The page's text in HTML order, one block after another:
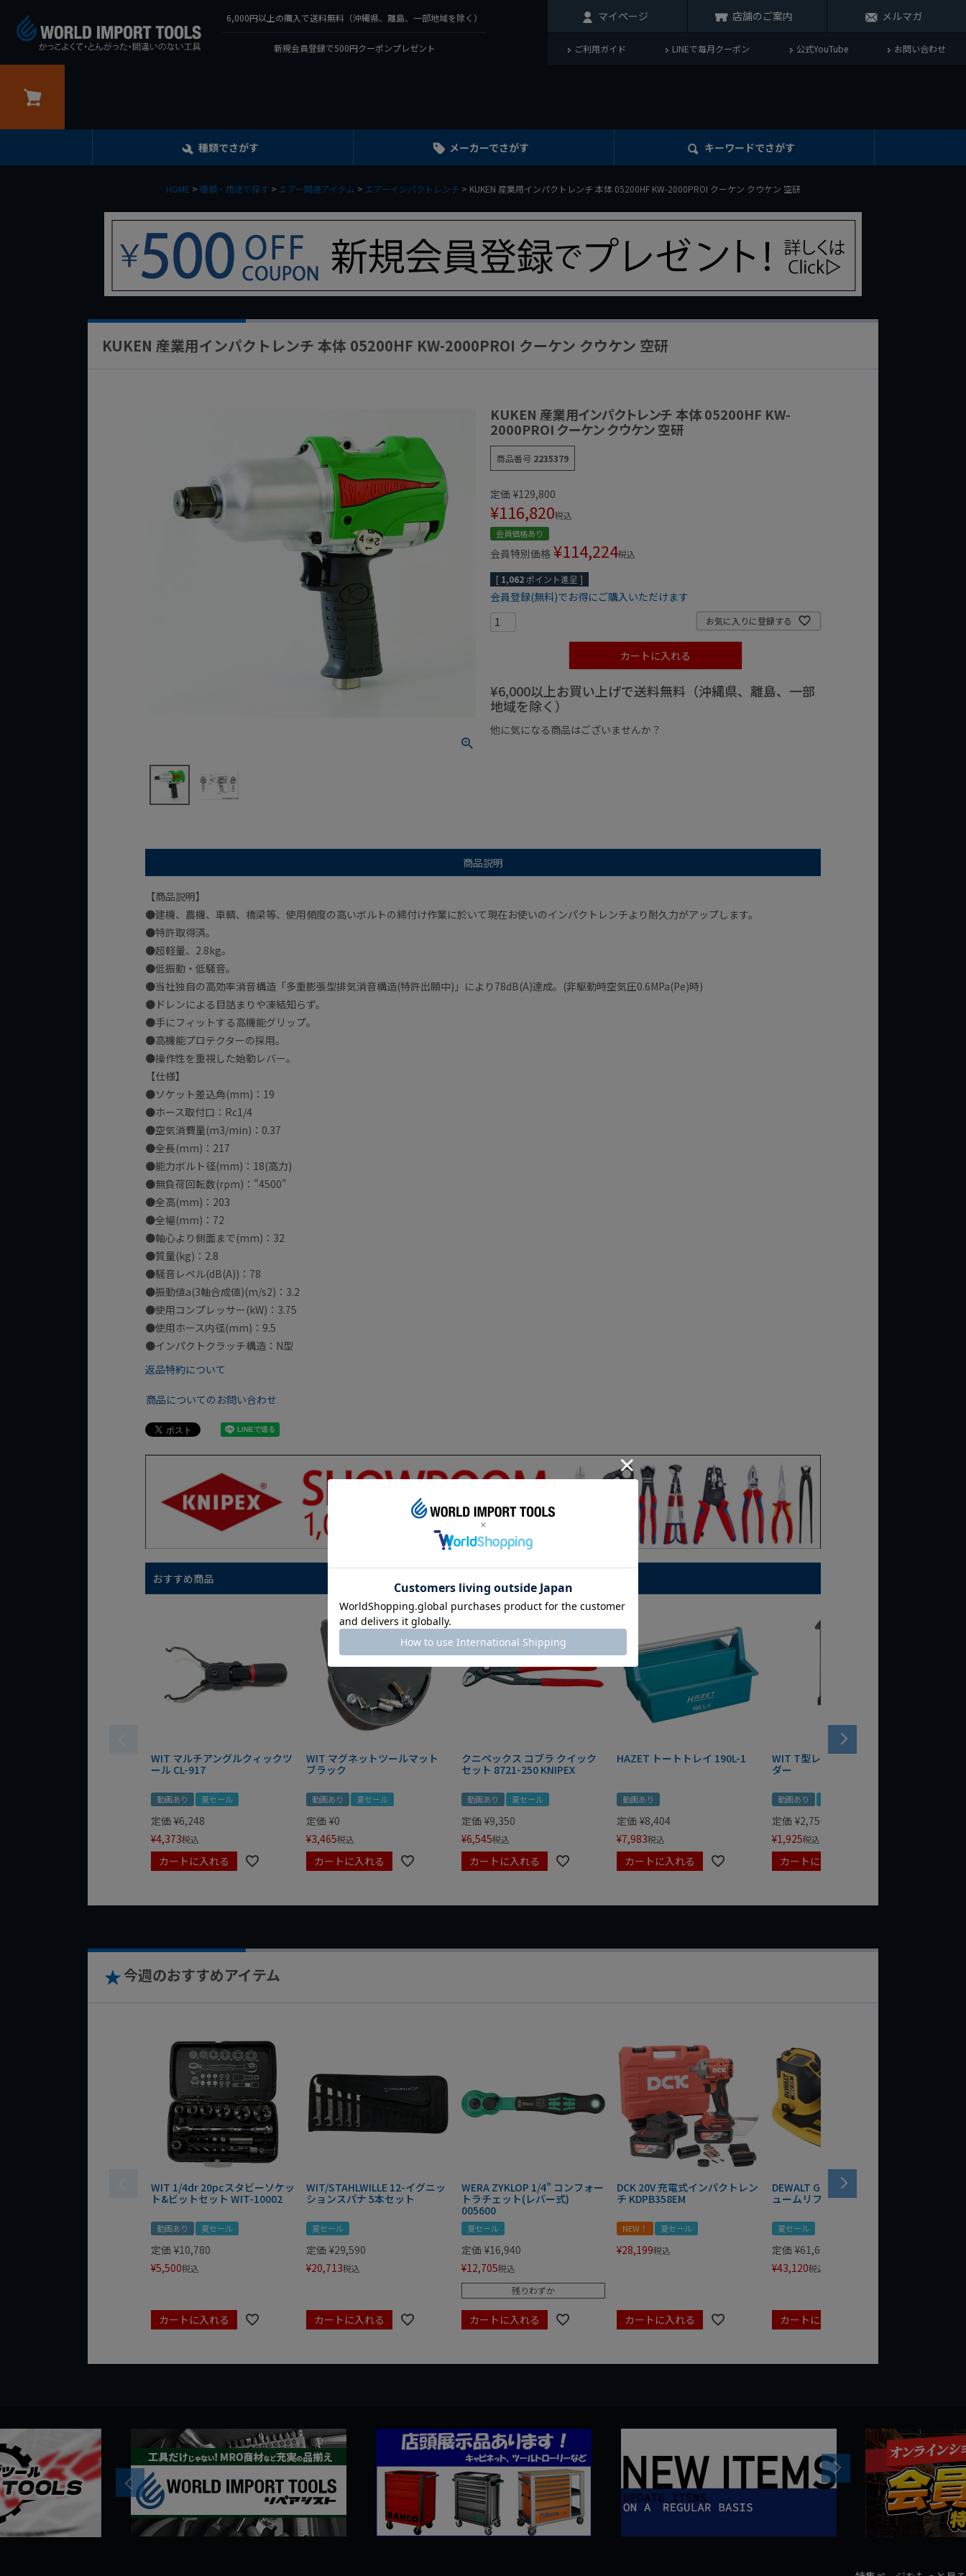
6,000円以上の購入で送料無料（沖縄県、離島、一部地域を除く）
新規会員登録で500円クーポンプレゼント
マイページ 店舗のご案内 メルマガ
ご利用ガイド LINEで毎月クーポン 公式YouTube お問い合わせ
種類でさがす メーカーでさがす キーワードでさがす
HOME 種類・用途で探す エアー関連アイテム エアーインパクトレンチ KUKEN 産業用インパクトレンチ 本体 05200HF KW-2000PROI クーケン クウケン 空研
KUKEN 産業用インパクトレンチ 本体 05200HF KW-2000PROI クーケン クウケン 空研
KUKEN 産業用インパクトレンチ 本体 05200HF KW-
2000PROI クーケン クウケン 空研
商品番号 2235379
定価 ¥129,800
¥116,820税込
会員価格あり
会員特別価格 ¥114,224税込
[ 1,062ポイント進呈 ]
会員登録(無料)でお得にご購入いただけます
お気に入りに登録する
カートに入れる
¥6,000以上お買い上げで送料無料（沖縄県、離島、一部
地域を除く）
他に気になる商品はございませんか？
商品説明
【商品説明】
●建機、農機、車輌、橋梁等、使用頻度の高いボルトの締付け作業に於いて現在お使いのインパクトレンチより耐久力がアップします。
●特許取得済。
●超軽量、2.8kg。
●低振動・低騒音。
●当社独自の高効率消音構造「多重膨張型排気消音構造(特許出願中)」により78dB(A)達成。(非駆動時空気圧0.6MPa(Pe)時)
●ドレンによる目詰まりや凍結知らず。
●手にフィットする高機能グリップ。
●高機能プロテクターの採用。
●操作性を重視した始動レバー。
【仕様】
●ソケット差込角(mm)：19
●ホース取付口：Rc1/4
●空気消費量(m3/min)：0.37
●全長(mm)：217
●能力ボルト径(mm)：18(高力)
●無負荷回転数(rpm)："4500"
●全高(mm)：203
●全幅(mm)：72
●軸心より側面まで(mm)：32
●質量(kg)：2.8
●騒音レベル(dB(A))：78
●振動値a(3軸合成値)(m/s2)：3.2
●使用コンプレッサー(kW)：3.75
●使用ホース内径(mm)：9.5
●インパクトクラッチ構造：N型
返品特約について
商品についてのお問い合わせ
おすすめ商品
WIT マルチアングルクィックツ
ール CL-917
動画あり 夏セール
定価 ¥6,248
¥4,373税込
カートに入れる
WIT マグネットツールマット
ブラック
動画あり 夏セール
定価 ¥0
¥3,465税込
カートに入れる
クニペックス コブラ クイック
セット 8721-250 KNIPEX
動画あり 夏セール
定価 ¥9,350
¥6,545税込
カートに入れる
HAZET トートトレイ 190L-1
動画あり
定価 ¥8,404
¥7,983税込
カートに入れる
WIT T型レンチマグネットホル
ダー
動画あり
定価 ¥2,750
¥1,925税込
カートに入れる
今週のおすすめアイテム
WIT 1/4dr 20pcスタビーソケッ
ト&ビットセット WIT-10002
動画あり 夏セール
定価 ¥10,780
¥5,500税込
カートに入れる
WIT/STAHLWILLE 12-イグニッ
ションスパナ 5本セット
夏セール
定価 ¥29,590
¥20,713税込
カートに入れる
WERA ZYKLOP 1/4" コンフォー
トラチェット(レバー式)
005600
夏セール
定価 ¥16,940
¥12,705税込
残りわずか
カートに入れる
DCK 20V 充電式インパクトレン
チ KDPB358EM
NEW！ 夏セール
¥28,199税込
カートに入れる
DEWALT GRABO 18V電動バキ
ュームリフター DCE590N-XJ
夏セール
定価 ¥61,600
¥43,120税込
カートに入れる
Previous
Next